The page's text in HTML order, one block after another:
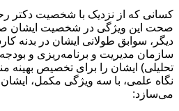
کسانی که از نزدیک با شخصیت دکتر
صحت این ویژگی در شخصیت ایشان
دیگر، سوابق طولانی ایشان در بدنه
سازمان مدیریت و برنامه‌ریزی و
تحلیلی) ایشان را برای تخصیص بهینه
نگاه علمی، با سه ویژگی مکمل، ایشان
می‌سازد: